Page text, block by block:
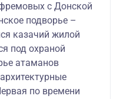
с Донской
подворье –
казачий жилой
под охраной
атаманов
по времени